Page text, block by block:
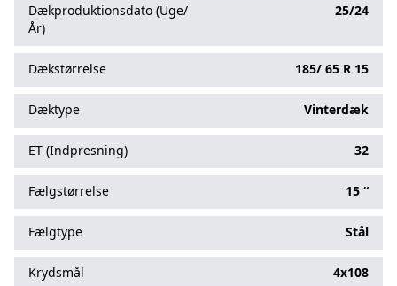
Dækproduktionsdato (Uge/
År)
25/24
Dækstørrelse 185/ 65 R 15
Dæktype Vinterdæk
ET (Indpresning) 32
Fælgstørrelse 15 “
Fælgtype Stål
Krydsmål 4x108